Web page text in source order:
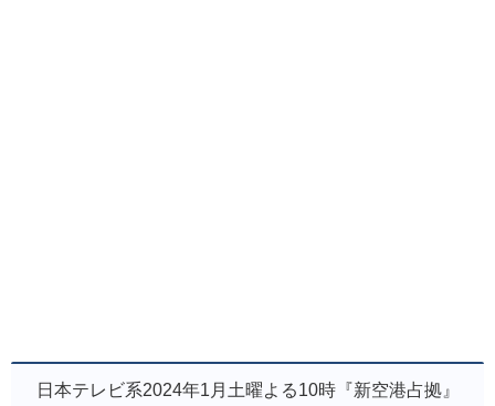
日本テレビ系2024年1月土曜よる10時『新空港占拠』